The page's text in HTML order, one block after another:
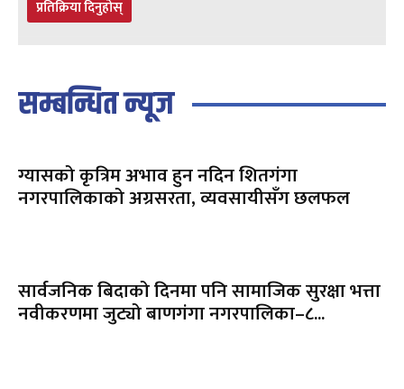
प्रतिक्रिया दिनुहोस्
सम्बन्धित न्यूज
ग्यासको कृत्रिम अभाव हुन नदिन शितगंगा
नगरपालिकाको अग्रसरता, व्यवसायीसँग छलफल
सार्वजनिक बिदाको दिनमा पनि सामाजिक सुरक्षा भत्ता
नवीकरणमा जुट्यो बाणगंगा नगरपालिका–८...